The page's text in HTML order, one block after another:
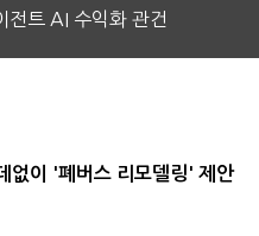
전트 AI 수익화 관건
없이 '폐버스 리모델링' 제안